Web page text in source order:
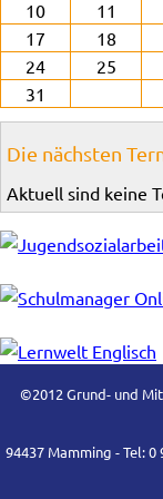
10
11
17
18
24
25
31
Die nächsten
Aktuell sind keine
©2012 Grund- und
94437 Mamming - Tel: 0